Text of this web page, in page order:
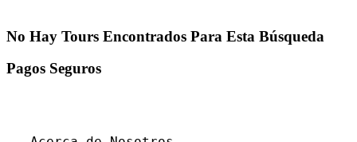
No Hay Tours Encontrados Para Esta Búsqueda
Pagos Seguros